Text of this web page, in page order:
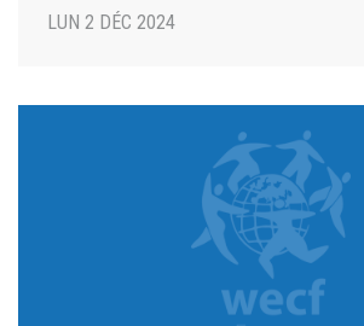
LUN 2 DÉC 2024